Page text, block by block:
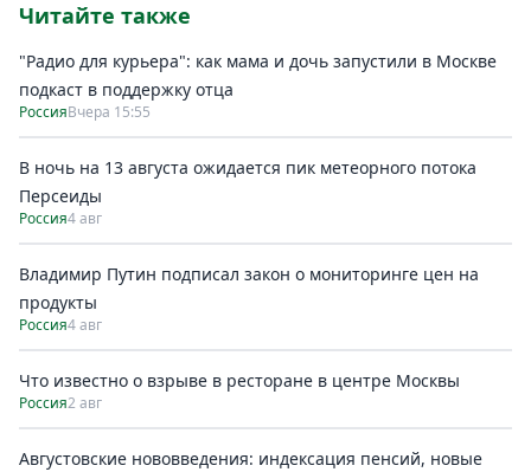
Читайте также
"Радио для курьера": как мама и дочь запустили в Москве
подкаст в поддержку отца
РоссияВчера 15:55
В ночь на 13 августа ожидается пик метеорного потока
Персеиды
Россия4 авг
Владимир Путин подписал закон о мониторинге цен на
продукты
Россия4 авг
Что известно о взрыве в ресторане в центре Москвы
Россия2 авг
Августовские нововведения: индексация пенсий, новые